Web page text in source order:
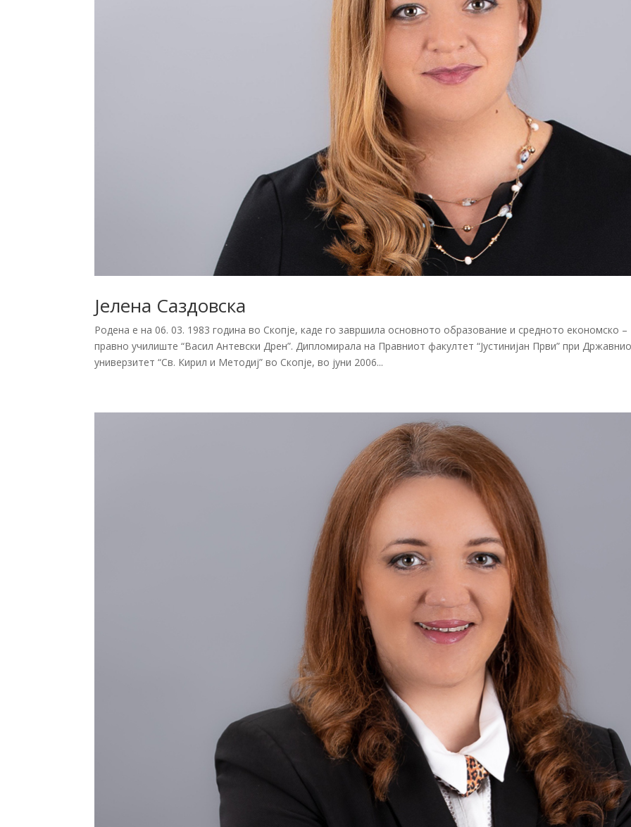
Јелена Саздовска
Родена е на 06. 03. 1983 година во Скопје, каде го завршила основното образование и средното економско –
правно училиште “Васил Антевски Дрен”. Дипломирала на Правниот факултет “Јустинијан Први” при
универзитет “Св. Кирил и Методиј” во Скопје, во јуни 2006...